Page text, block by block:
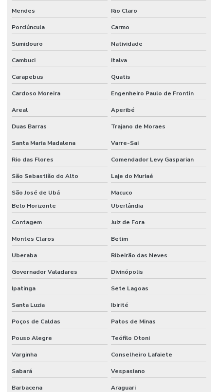
Mendes Rio Claro
Porciúncula Carmo
Sumidouro Natividade
Cambuci Italva
Carapebus Quatis
Cardoso Moreira Engenheiro Paulo de Frontin
Areal Aperibé
Duas Barras Trajano de Moraes
Santa Maria Madalena Varre-Sai
Rio das Flores Comendador Levy Gasparian
São Sebastião do Alto Laje do Muriaé
São José de Ubá
Macuco
Belo Horizonte
Uberlândia
Contagem Juiz de Fora
Montes Claros Betim
Uberaba Ribeirão das Neves
Governador Valadares Divinópolis
Ipatinga Sete Lagoas
Santa Luzia Ibirité
Poços de Caldas Patos de Minas
Pouso Alegre Teófilo Otoni
Varginha Conselheiro Lafaiete
Sabará Vespasiano
Barbacena Araguari